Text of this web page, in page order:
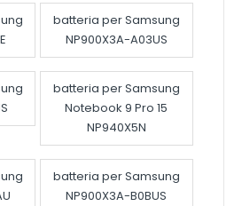
batteria per Samsung
NP900X3A-A03US
batteria per Samsung
Notebook 9 Pro 15
NP940X5N
batteria per Samsung
NP900X3A-B0BUS